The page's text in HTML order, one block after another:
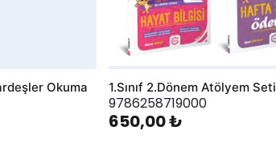
Okuma
1.Sınıf 2.Dönem Atölyem Seti
9786258719000
650,00 ₺